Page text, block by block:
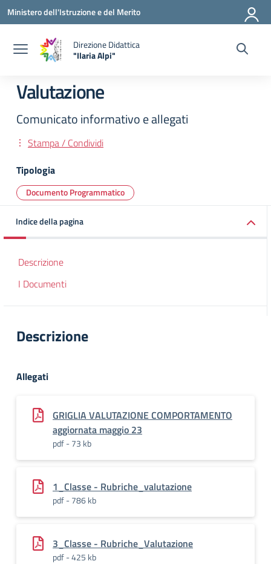
Vai ai contenuti
Vai al menu di navigazione
Vai al footer
Ministero dell'Istruzione e del Merito
Direzione Didattica
"Ilaria Alpi"
Valutazione
Comunicato informativo e allegati
Stampa / Condividi
Tipologia
Documento Programmatico
Indice della pagina
Descrizione
I Documenti
Descrizione
Allegati
GRIGLIA VALUTAZIONE COMPORTAMENTO
aggiornata maggio 23
pdf - 73 kb
1_Classe - Rubriche_valutazione
pdf - 786 kb
3_Classe - Rubriche_Valutazione
pdf - 425 kb